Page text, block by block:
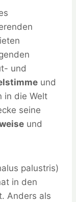
und
und
in die Welt
seine
und
palustris)
in den
Anders als